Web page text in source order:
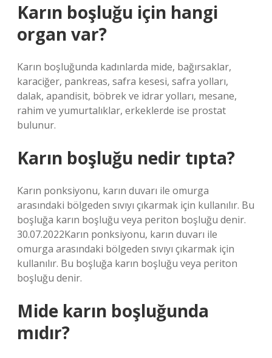
Karın boşluğu için hangi
organ var?
Karın boşluğunda kadınlarda mide, bağırsaklar,
karaciğer, pankreas, safra kesesi, safra yolları,
dalak, apandisit, böbrek ve idrar yolları, mesane,
rahim ve yumurtalıklar, erkeklerde ise prostat
bulunur.
Karın boşluğu nedir tıpta?
Karın ponksiyonu, karın duvarı ile omurga
arasındaki bölgeden sıvıyı çıkarmak için kullanılır. Bu
boşluğa karın boşluğu veya periton boşluğu denir.
30.07.2022Karın ponksiyonu, karın duvarı ile
omurga arasındaki bölgeden sıvıyı çıkarmak için
kullanılır. Bu boşluğa karın boşluğu veya periton
boşluğu denir.
Mide karın boşluğunda
mıdır?